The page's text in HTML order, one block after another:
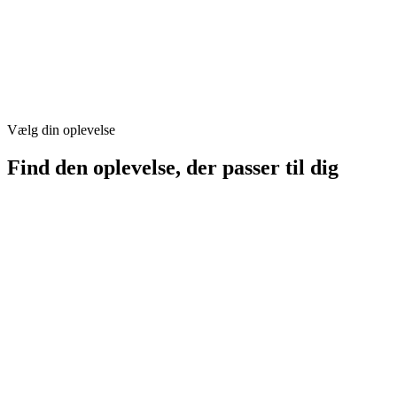
Vælg din oplevelse
Find den oplevelse, der passer til dig